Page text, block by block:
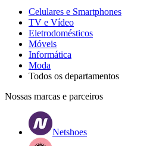
Celulares e Smartphones
TV e Vídeo
Eletrodomésticos
Móveis
Informática
Moda
Todos os departamentos
Nossas marcas e parceiros
Netshoes